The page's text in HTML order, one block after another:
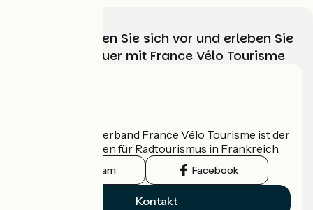
Wählen, bereiten Sie sich vor und erleben Sie
Ihr Radabenteuer mit France Vélo Tourisme
Der nationale Verband France Vélo Tourisme ist der
offizielle Leitfaden für Radtourismus in Frankreich.
Instagram Facebook
Kontakt